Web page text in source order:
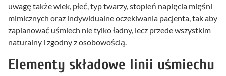
uwagę także wiek, płeć, typ twarzy, stopień napięcia mięśni
mimicznych oraz indywidualne oczekiwania pacjenta, tak aby
zaplanować uśmiech nie tylko ładny, lecz przede wszystkim
naturalny i zgodny z osobowością.
Elementy składowe linii uśmiechu